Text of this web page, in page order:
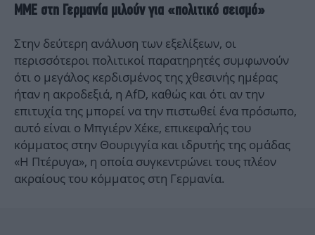
ΜΜΕ στη Γερμανία μιλούν για «πολιτικό σεισμό»
Στην δεύτερη ανάλυση των εξελίξεων, οι
περισσότεροι πολιτικοί παρατηρητές συμφωνούν
ότι ο μεγάλος κερδισμένος της χθεσινής ημέρας
ήταν η ακροδεξιά, η AfD, καθώς και ότι αν την
επιτυχία της μπορεί να την πιστωθεί ένα πρόσωπο,
αυτό είναι ο Μπγιέρν Χέκε, επικεφαλής του
κόμματος στην Θουριγγία και ιδρυτής της ομάδας
«Η Πτέρυγα», η οποία συγκεντρώνει τους πλέον
ακραίους του κόμματος στη Γερμανία.